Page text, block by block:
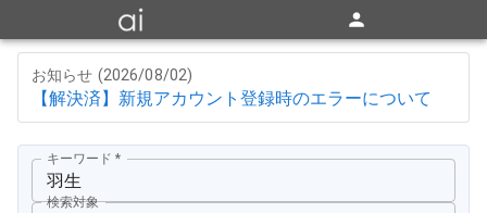
お知らせ (2026/08/02)
【解決済】新規アカウント登録時のエラーについて
キーワード *
検索対象